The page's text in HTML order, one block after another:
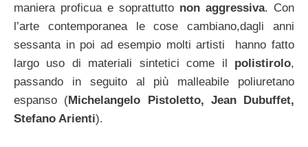
maniera proficua e soprattutto non aggressiva. Con
l’arte contemporanea le cose cambiano,dagli anni
sessanta in poi ad esempio molti artisti hanno fatto
largo uso di materiali sintetici come il polistirolo,
passando in seguito al più malleabile poliuretano
espanso (Michelangelo Pistoletto, Jean Dubuffet,
Stefano Arienti).